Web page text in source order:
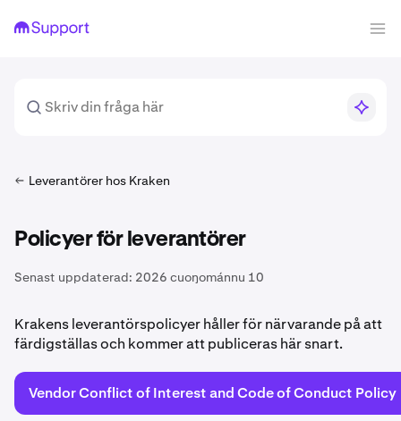
Leverantörer hos Kraken
Policyer för leverantörer
Senast uppdaterad: 2026 cuoŋománnu 10
Krakens leverantörspolicyer håller för närvarande på att
färdigställas och kommer att publiceras här snart.
Vendor Conflict of Interest and Code of Conduct Policy